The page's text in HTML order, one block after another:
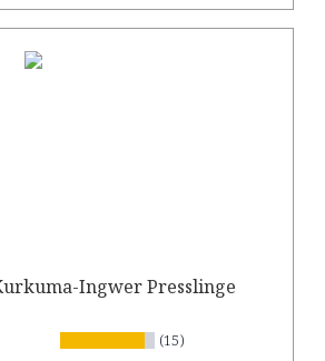
Ingwer Presslinge
(15)